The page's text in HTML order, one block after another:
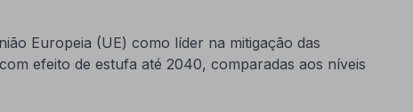
Europeia (UE) como líder na mitigação das
efeito de estufa até 2040, comparadas aos níveis